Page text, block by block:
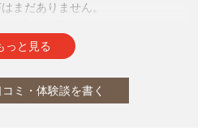
まだありません。
っと見る
ミ・体験談を書く